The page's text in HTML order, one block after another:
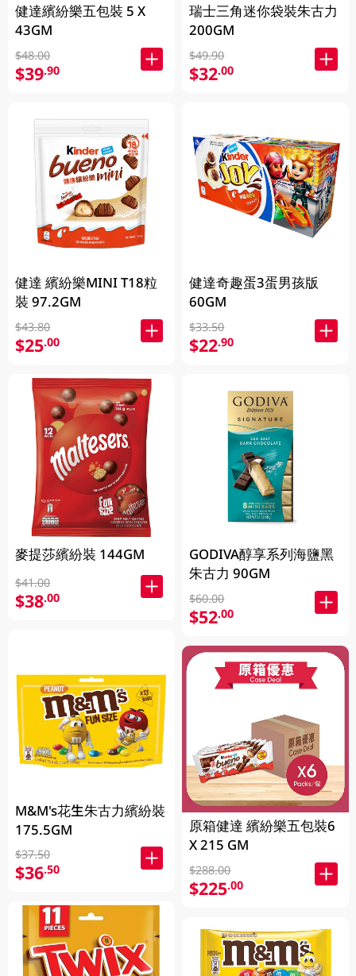
健達繽紛樂五包裝 5 X
43GM
$48.00
$39.90
健達 繽紛樂MINI T18粒
裝 97.2GM
$43.80
$25.00
麥提莎繽紛裝 144GM
$41.00
$38.00
M&M's花生朱古力繽紛裝
175.5GM
$37.50
$36.50
瑞士三角迷你袋裝朱古力
200GM
$49.90
$32.00
健達奇趣蛋3蛋男孩版
60GM
$33.50
$22.90
GODIVA醇享系列海鹽黑
朱古力 90GM
$60.00
$52.00
原箱健達 繽紛樂五包裝6
X 215 GM
$288.00
$225.00